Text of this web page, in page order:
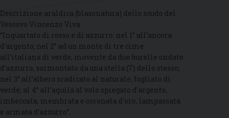
Descrizione araldica (blasonatura) dello scudo del
Vescovo Vincenzo Viva
“Inquartato di rosso e di azzurro: nel 1° all’ancora
d’argento; nel 2° ad un monte di tre cime
all’italiana di verde, movente da due burelle ondate
d’azzurro, sormontato da una stella (7) dello stesso;
nel 3° all’albero sradicato al naturale, fogliato di
verde; al 4° all’aquila al volo spiegato d’argento,
imbeccata, membrata e coronata d’oro, lampassata
e armata d’azzurro”.